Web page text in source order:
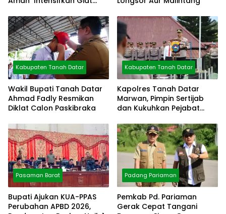
Kabupaten Tanah Datar
Wakil Bupati Tanah Datar
Ahmad Fadly Resmikan
Diklat Calon Paskibraka
Kabupaten Tanah Datar
Kapolres Tanah Datar
Marwan, Pimpin Sertijab
dan Kukuhkan Pejabat
Pasaman Barat
Bupati Ajukan KUA-PPAS
Perubahan APBD 2026,
Padang Pariaman
Pemkab Pd. Pariaman
Gerak Cepat Tangani